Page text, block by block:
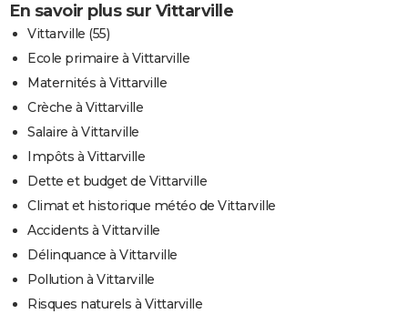
En savoir plus sur Vittarville
Vittarville (55)
Ecole primaire à Vittarville
Maternités à Vittarville
Crèche à Vittarville
Salaire à Vittarville
Impôts à Vittarville
Dette et budget de Vittarville
Climat et historique météo de Vittarville
Accidents à Vittarville
Délinquance à Vittarville
Pollution à Vittarville
Risques naturels à Vittarville